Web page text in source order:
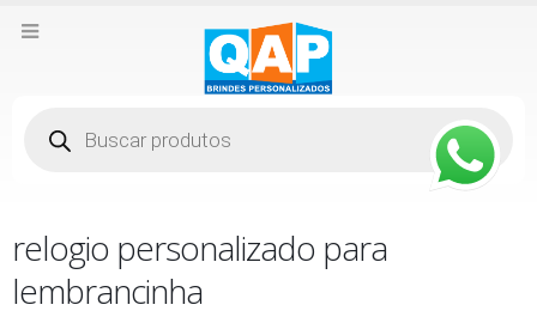
produtos
relogio personalizado para
lembrancinha